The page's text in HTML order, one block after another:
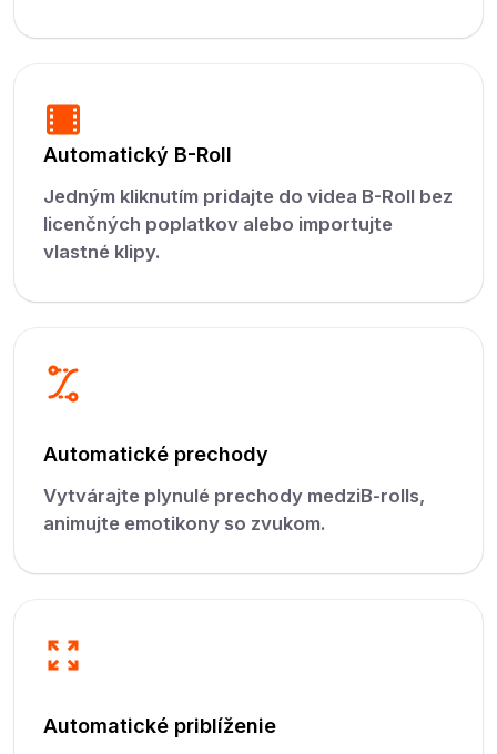
Automatický B-Roll
Jedným kliknutím pridajte do videa B-Roll bez
licenčných poplatkov alebo importujte
vlastné klipy.
Automatické prechody
Vytvárajte plynulé prechody medziB-rolls,
animujte emotikony so zvukom.
Automatické priblíženie